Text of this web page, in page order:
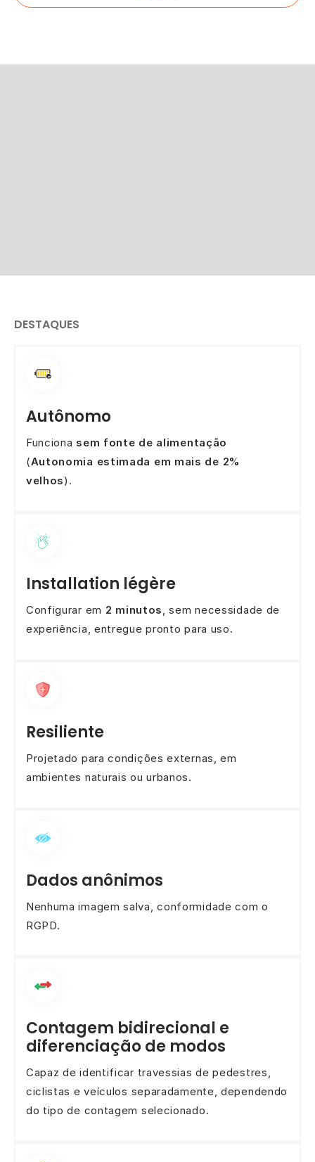
DESTAQUES
Autônomo
Funciona sem fonte de alimentação
(Autonomia estimada em mais de 2%
velhos).
Installation légère
Configurar em 2 minutos, sem necessidade de
experiência, entregue pronto para uso.
Resiliente
Projetado para condições externas, em
ambientes naturais ou urbanos.
Dados anônimos
Nenhuma imagem salva, conformidade com o
RGPD.
Contagem bidirecional e
diferenciação de modos
Capaz de identificar travessias de pedestres,
ciclistas e veículos separadamente, dependendo
do tipo de contagem selecionado.